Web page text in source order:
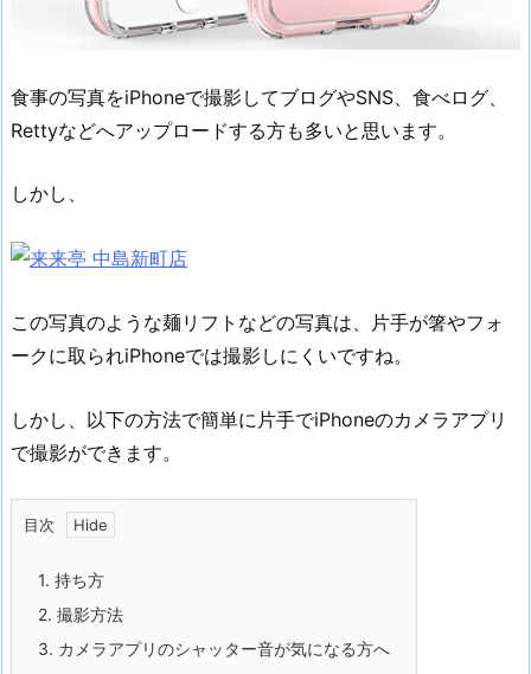
食事の写真をiPhoneで撮影してブログやSNS、食べログ、
Rettyなどへアップロードする方も多いと思います。
しかし、
この写真のような麺リフトなどの写真は、片手が箸やフォ
ークに取られiPhoneでは撮影しにくいですね。
しかし、以下の方法で簡単に片手でiPhoneのカメラアプリ
で撮影ができます。
目次
1. 持ち方
2. 撮影方法
3. カメラアプリのシャッター音が気になる方へ